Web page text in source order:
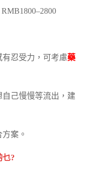
忍受力，可考慮藥
己慢慢等流出，建
案。
乜?